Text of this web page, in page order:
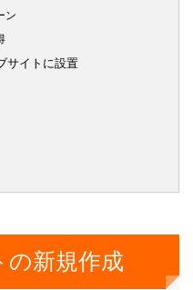
ン
サイトに設置
の新規作成